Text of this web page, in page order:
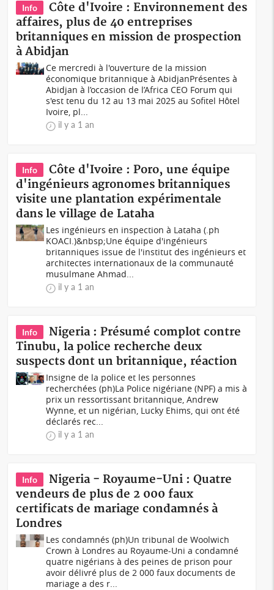
Info
Côte d'Ivoire : Environnement des
affaires, plus de 40 entreprises
britanniques en mission de prospection
à Abidjan
Ce mercredi à l'ouverture de la mission
économique britannique à AbidjanPrésentes à
Abidjan à l’occasion de l’Africa CEO Forum qui
s'est tenu du 12 au 13 mai 2025 au Sofitel Hôtel
Ivoire, pl...
il y a 1 an
Info
Côte d'Ivoire : Poro, une équipe
d'ingénieurs agronomes britanniques
visite une plantation expérimentale
dans le village de Lataha
Les ingénieurs en inspection à Lataha (.ph
KOACI.)&nbsp;Une équipe d'ingénieurs
britanniques issue de l'institut des ingénieurs et
architectes internationaux de la communauté
musulmane Ahmad...
il y a 1 an
Info
Nigeria : Présumé complot contre
Tinubu, la police recherche deux
suspects dont un britannique, réaction
Insigne de la police et les personnes
recherchées (ph)La Police nigériane (NPF) a mis à
prix un ressortissant britannique, Andrew
Wynne, et un nigérian, Lucky Ehims, qui ont été
déclarés rec...
il y a 1 an
Info
Nigeria - Royaume-Uni : Quatre
vendeurs de plus de 2 000 faux
certificats de mariage condamnés à
Londres
Les condamnés (ph)Un tribunal de Woolwich
Crown à Londres au Royaume-Uni a condamné
quatre nigérians à des peines de prison pour
avoir délivré plus de 2 000 faux documents de
mariage a des r...